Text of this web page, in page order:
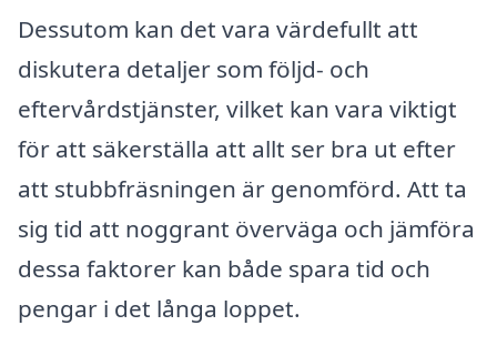
Dessutom kan det vara värdefullt att
diskutera detaljer som följd- och
eftervårdstjänster, vilket kan vara viktigt
för att säkerställa att allt ser bra ut efter
att stubbfräsningen är genomförd. Att ta
sig tid att noggrant överväga och jämföra
dessa faktorer kan både spara tid och
pengar i det långa loppet.